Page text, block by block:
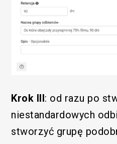
Krok III: od razu po
niestandardowych
stworzyć grupę